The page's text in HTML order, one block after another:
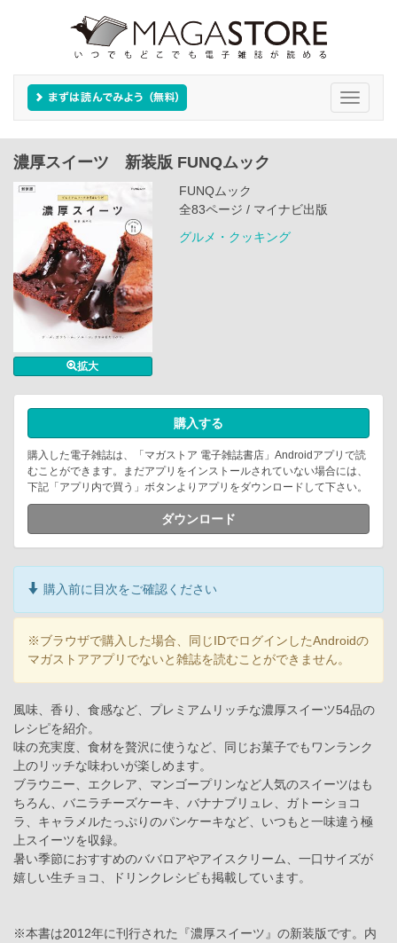
Toggle
濃厚スイーツ 新装版 FUNQムック
拡大
FUNQムック
全83ページ / マイナビ出版
グルメ・クッキング
購入する
購入した電子雑誌は、「マガストア 電子雑誌書店」Androidアプリで読
むことができます。まだアプリをインストールされていない場合には、
下記「アプリ内で買う」ボタンよりアプリをダウンロードして下さい。
ダウンロード
購入前に目次をご確認ください
※ブラウザで購入した場合、同じIDでログインしたAndroidの
マガストアアプリでないと雑誌を読むことができません。
風味、香り、食感など、プレミアムリッチな濃厚スイーツ54品の
レシピを紹介。
味の充実度、食材を贅沢に使うなど、同じお菓子でもワンランク
上のリッチな味わいが楽しめます。
ブラウニー、エクレア、マンゴープリンなど人気のスイーツはも
ちろん、バニラチーズケーキ、バナナブリュレ、ガトーショコ
ラ、キャラメルたっぷりのパンケーキなど、いつもと一味違う極
上スイーツを収録。
暑い季節におすすめのババロアやアイスクリーム、一口サイズが
嬉しい生チョコ、ドリンクレシピも掲載しています。
※本書は2012年に刊行された『濃厚スイーツ』の新装版です。内